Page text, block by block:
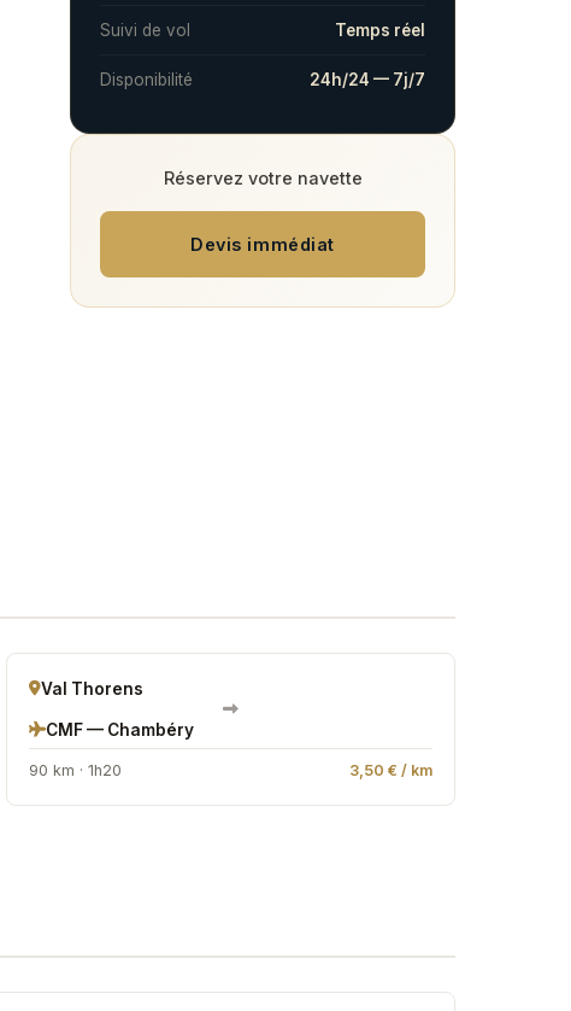
Suivi de vol Temps réel
Disponibilité 24h/24 — 7j/7
Réservez votre navette
Devis immédiat
Val Thorens
CMF — Chambéry
90 km · 1h20 3,50 € / km